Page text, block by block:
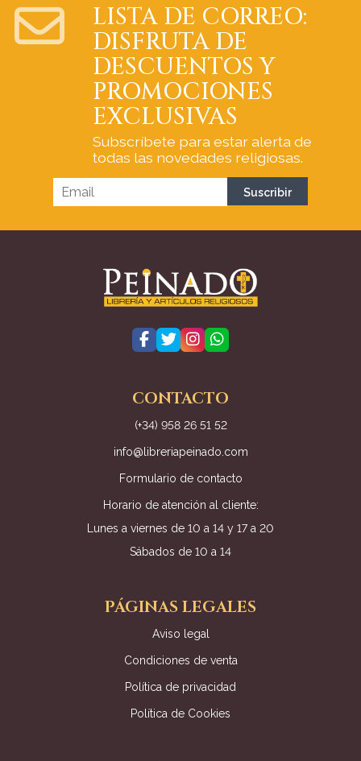
LISTA DE CORREO:
DISFRUTA DE
DESCUENTOS Y
PROMOCIONES
EXCLUSIVAS
Subscríbete para estar alerta de
todas las novedades religiosas.
CONTACTO
(+34) 958 26 51 52
info@libreriapeinado.com
Formulario de contacto
Horario de atención al cliente:
Lunes a viernes de 10 a 14 y 17 a 20
Sábados de 10 a 14
PÁGINAS LEGALES
Aviso legal
Condiciones de venta
Política de privacidad
Política de Cookies